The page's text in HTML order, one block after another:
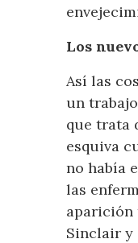
Los
Así las
un
que trata
esquiva
no había
las
aparición
Sinclair y